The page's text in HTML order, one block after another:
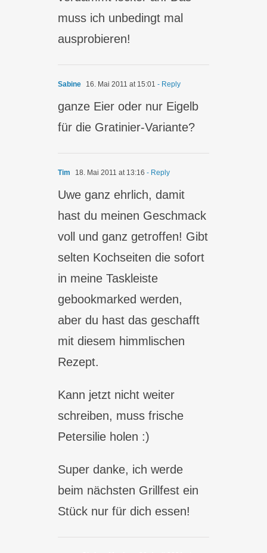
muss ich unbedingt mal
ausprobieren!
Sabine 16. Mai 2011 at 15:01 - Reply
ganze Eier oder nur Eigelb
für die Gratinier-Variante?
Tim 18. Mai 2011 at 13:16 - Reply
Uwe ganz ehrlich, damit
hast du meinen Geschmack
voll und ganz getroffen! Gibt
selten Kochseiten die sofort
in meine Taskleiste
gebookmarked werden,
aber du hast das geschafft
mit diesem himmlischen
Rezept.
Kann jetzt nicht weiter
schreiben, muss frische
Petersilie holen :)
Super danke, ich werde
beim nächsten Grillfest ein
Stück nur für dich essen!